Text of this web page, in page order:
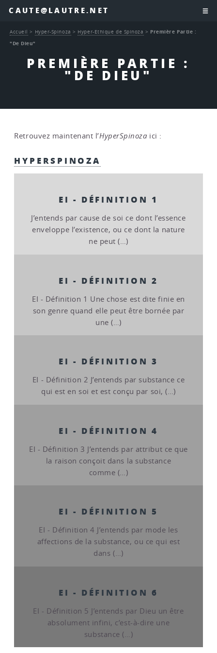
CAUTE@LAUTRE.NET
PREMIÈRE PARTIE :
"DE DIEU"
Accueil > Hyper-Spinoza > Hyper-Ethique de Spinoza > Première Partie :
"De Dieu"
Retrouvez maintenant l’HyperSpinoza ici :
HYPERSPINOZA
EI - DÉFINITION 1
J’entends par cause de soi ce dont l’essence
enveloppe l’existence, ou ce dont la nature
ne peut (…)
EI - DÉFINITION 2
EI - Définition 1 Une chose est dite finie en
son genre quand elle peut être bornée par
une (…)
EI - DÉFINITION 3
EI - Définition 2 J’entends par substance ce
qui est en soi et est conçu par soi, (…)
EI - DÉFINITION 4
EI - Définition 3 J’entends par attribut ce que
la raison conçoit dans la substance
comme (…)
EI - DÉFINITION 5
EI - Définition 4 J’entends par mode les
affections de la substance, ou ce qui est
dans (…)
EI - DÉFINITION 6
EI - Définition 5 J’entends par Dieu un être
absolument infini, c’est-à-dire une
substance (…)